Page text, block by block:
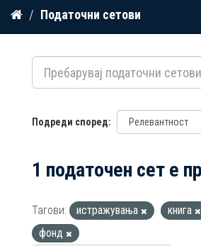
Прескокнете
содржина
Податочни сетови
Подреди според
1 податочен сет е
Тагови: истражувања книга
фонд